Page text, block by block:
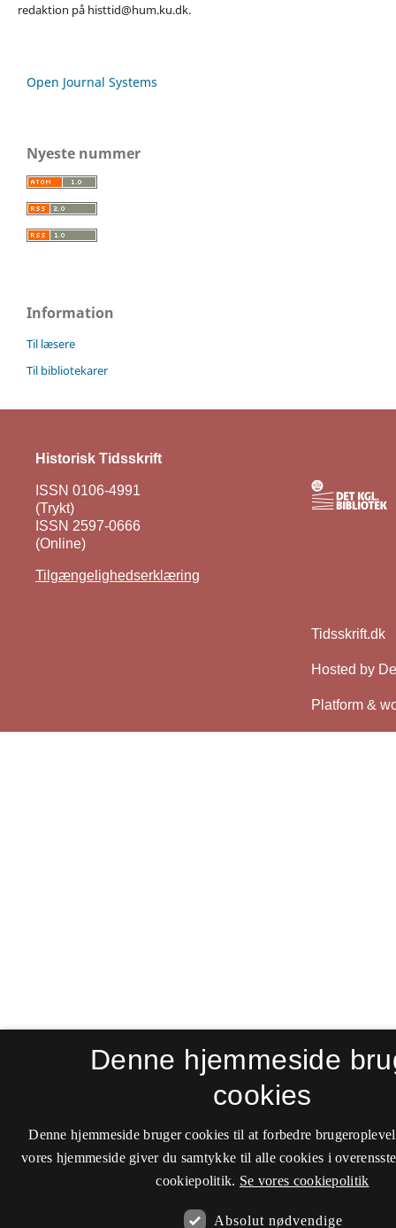
redaktion på histtid@hum.ku.dk.
Open Journal Systems
Nyeste nummer
Information
Til læsere
Til bibliotekarer
Historisk Tidsskrift
ISSN 0106-4991
(Trykt)
ISSN 2597-0666
(Online)
Tilgængelighedserklæring
Denne hjemmeside
cookies
Denne hjemmeside bruger cookies til at forbedre
vores hjemmeside giver du samtykke til alle cookies i
cookiepolitik. Se vores cookiepolitik
Absolut nødvendige